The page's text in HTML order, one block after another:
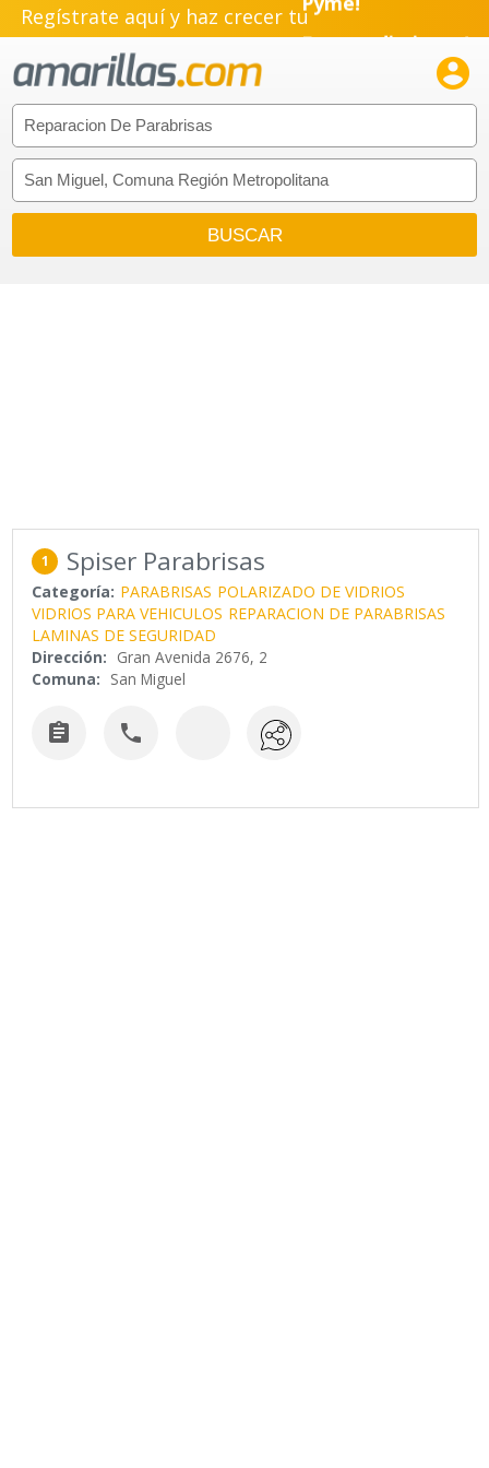
Regístrate aquí y haz crecer tuEmprendimiento!

1 Spiser Parabrisas
Categoría: PARABRISAS POLARIZADO DE VIDRIOS
VIDRIOS PARA VEHICULOS REPARACION DE PARABRISAS
LAMINAS DE SEGURIDAD
Dirección: Gran Avenida 2676, 2
Comuna: San Miguel
 